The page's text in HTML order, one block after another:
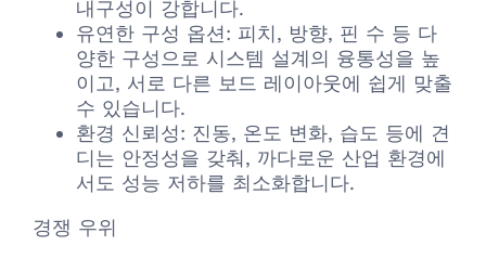
내구성이 강합니다.
유연한 구성 옵션: 피치, 방향, 핀 수 등 다
양한 구성으로 시스템 설계의 융통성을 높
이고, 서로 다른 보드 레이아웃에 쉽게 맞출
수 있습니다.
환경 신뢰성: 진동, 온도 변화, 습도 등에 견
디는 안정성을 갖춰, 까다로운 산업 환경에
서도 성능 저하를 최소화합니다.
경쟁 우위